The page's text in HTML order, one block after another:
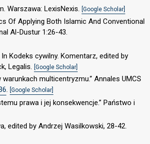
Warszawa: LexisNexis. [Google Scholar]
Of Applying Both Islamic And Conventional
Al-Dustur 1:26-43.
Kodeks cywilny. Komentarz, edited by
Legalis. [Google Scholar]
multicentryzmu.” Annales UMCS
. [Google Scholar]
prawa i jej konsekwencje.” Państwo i
edited by Andrzej Wasilkowski, 28-42.